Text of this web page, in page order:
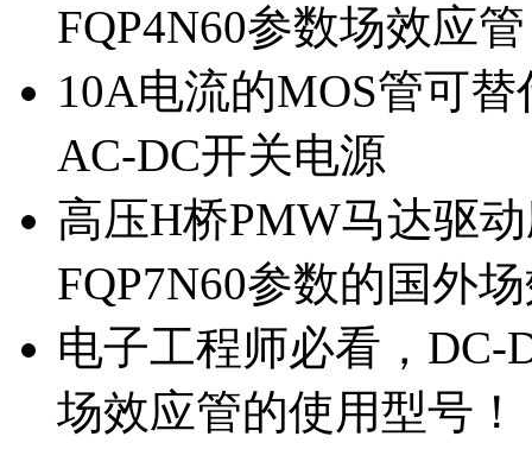
FQP4N60参数场效应
10A电流的MOS管可
AC-DC开关电源
高压H桥PMW马达驱
FQP7N60参数的国外
电子工程师必看，DC-
场效应管的使用型号！